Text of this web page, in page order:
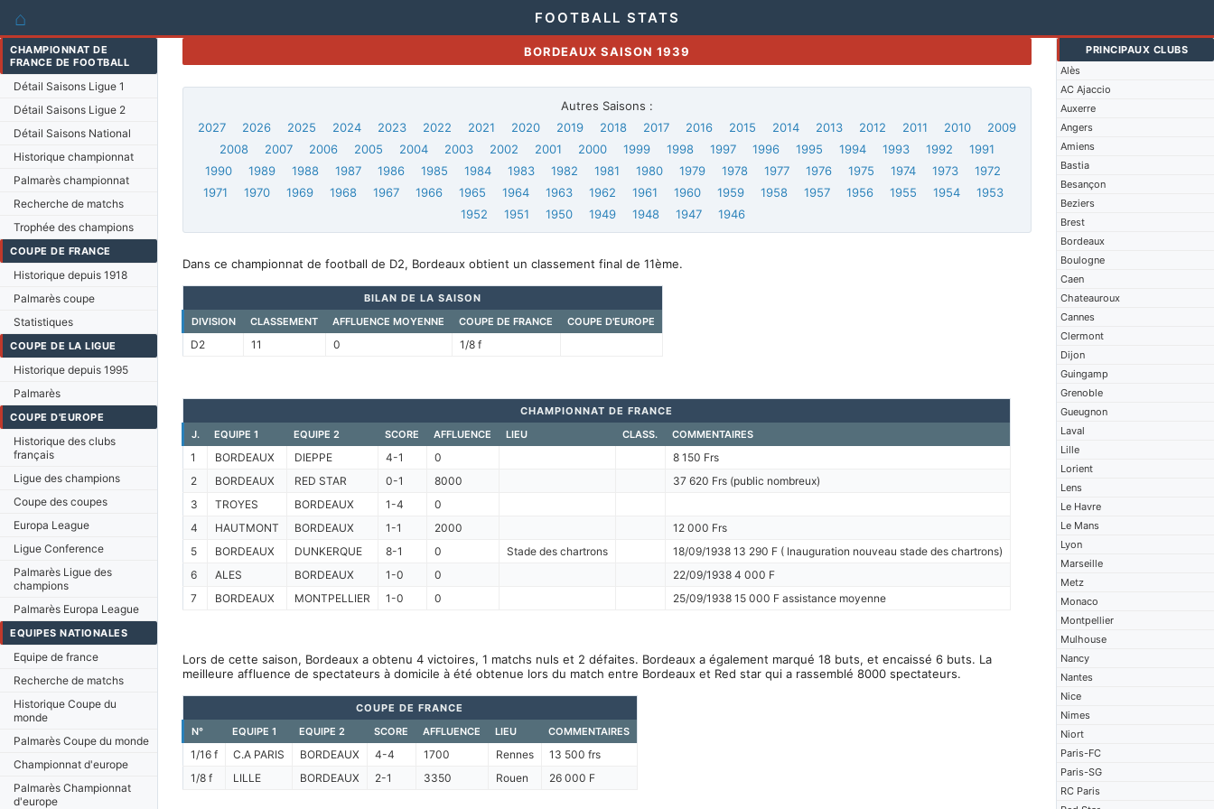
⌂ FOOTBALL STATS
CHAMPIONNAT DE
FRANCE DE FOOTBALL
Détail Saisons Ligue 1
Détail Saisons Ligue 2
Détail Saisons National
Historique championnat
Palmarès championnat
Recherche de matchs
Trophée des champions
COUPE DE FRANCE
Historique depuis 1918
Palmarès coupe
Statistiques
COUPE DE LA LIGUE
Historique depuis 1995
Palmarès
COUPE D'EUROPE
Historique des clubs
français
Ligue des champions
Coupe des coupes
Europa League
Ligue Conference
Palmarès Ligue des
champions
Palmarès Europa League
EQUIPES NATIONALES
Equipe de france
Recherche de matchs
Historique Coupe du
monde
Palmarès Coupe du monde
Championnat d'europe
Palmarès Championnat
d'europe
PRINCIPAUX CLUBS
Alès
AC Ajaccio
Auxerre
Angers
Amiens
Bastia
Besançon
Beziers
Brest
Bordeaux
Boulogne
Caen
Chateauroux
Cannes
Clermont
Dijon
Guingamp
Grenoble
Gueugnon
Laval
Lille
Lorient
Lens
Le Havre
Le Mans
Lyon
Marseille
Metz
Monaco
Montpellier
Mulhouse
Nancy
Nantes
Nice
Nimes
Niort
Paris-FC
Paris-SG
RC Paris
BORDEAUX SAISON 1939
Autres Saisons :
2027
2026 2025 2024 2023 2022 2021 2020 2019 2018 2017 2016 2015 2014 2013 2012 2011 2010
2009
2008
2007 2006 2005 2004 2003 2002 2001 2000 1999 1998 1997 1996 1995 1994 1993 1992
1991
1990
1989 1988 1987 1986 1985 1984 1983 1982 1981 1980 1979 1978 1977 1976 1975 1974 1973
1972
1971
1970 1969 1968 1967 1966 1965 1964 1963 1962 1961 1960 1959 1958 1957 1956 1955 1954
1953
1952
1951 1950 1949 1948 1947 1946
Dans ce championnat de football de D2, Bordeaux obtient un classement final de 11ème.
BILAN DE LA SAISON
DIVISION
CLASSEMENT AFFLUENCE MOYENNE COUPE DE FRANCE COUPE D'EUROPE
D2 11 0 1/8 f
CHAMPIONNAT DE FRANCE
J.
EQUIPE 1 EQUIPE 2 SCORE AFFLUENCE LIEU CLASS. COMMENTAIRES
1 BORDEAUX DIEPPE 4-1 0
8 150 Frs
2
BORDEAUX RED STAR 0-1 8000
37 620 Frs (public nombreux)
3
TROYES BORDEAUX 1-4
0
4
HAUTMONT BORDEAUX 1-1 2000
12 000 Frs
5
BORDEAUX DUNKERQUE 8-1 0 Stade des chartrons
18/09/1938 13 290 F ( Inauguration nouveau stade des chartrons)
6
ALES BORDEAUX 1-0 0
22/09/1938 4 000 F
7
BORDEAUX MONTPELLIER 1-0 0 25/09/1938 15 000 F assistance moyenne
Lors de cette saison, Bordeaux a obtenu 4 victoires, 1 matchs nuls et 2 défaites. Bordeaux a également marqué 18 buts, et encaissé 6 buts. La
meilleure affluence de spectateurs à domicile à été obtenue lors du match entre Bordeaux et Red star qui a rassemblé 8000 spectateurs.
COUPE DE FRANCE
N°
EQUIPE 1 EQUIPE 2 SCORE AFFLUENCE LIEU COMMENTAIRES
1/16 f C.A PARIS BORDEAUX 4-4 1700 Rennes
13 500 frs
1/8 f
LILLE BORDEAUX 2-1 3350 Rouen 26 000 F